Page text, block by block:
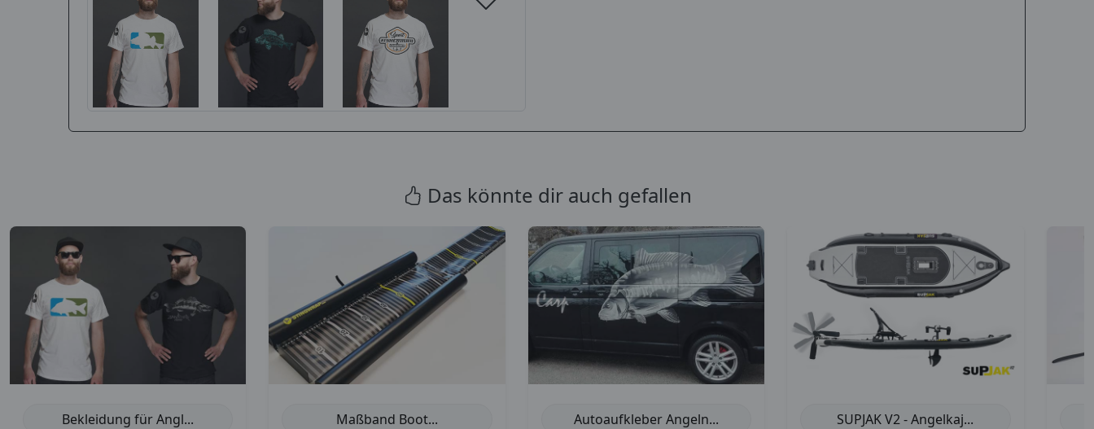
Das könnte dir auch gefallen
Bekleidung für Angl... Maßband Boot... Autoaufkleber Angeln... SUPJAK V2 - Angelkaj...